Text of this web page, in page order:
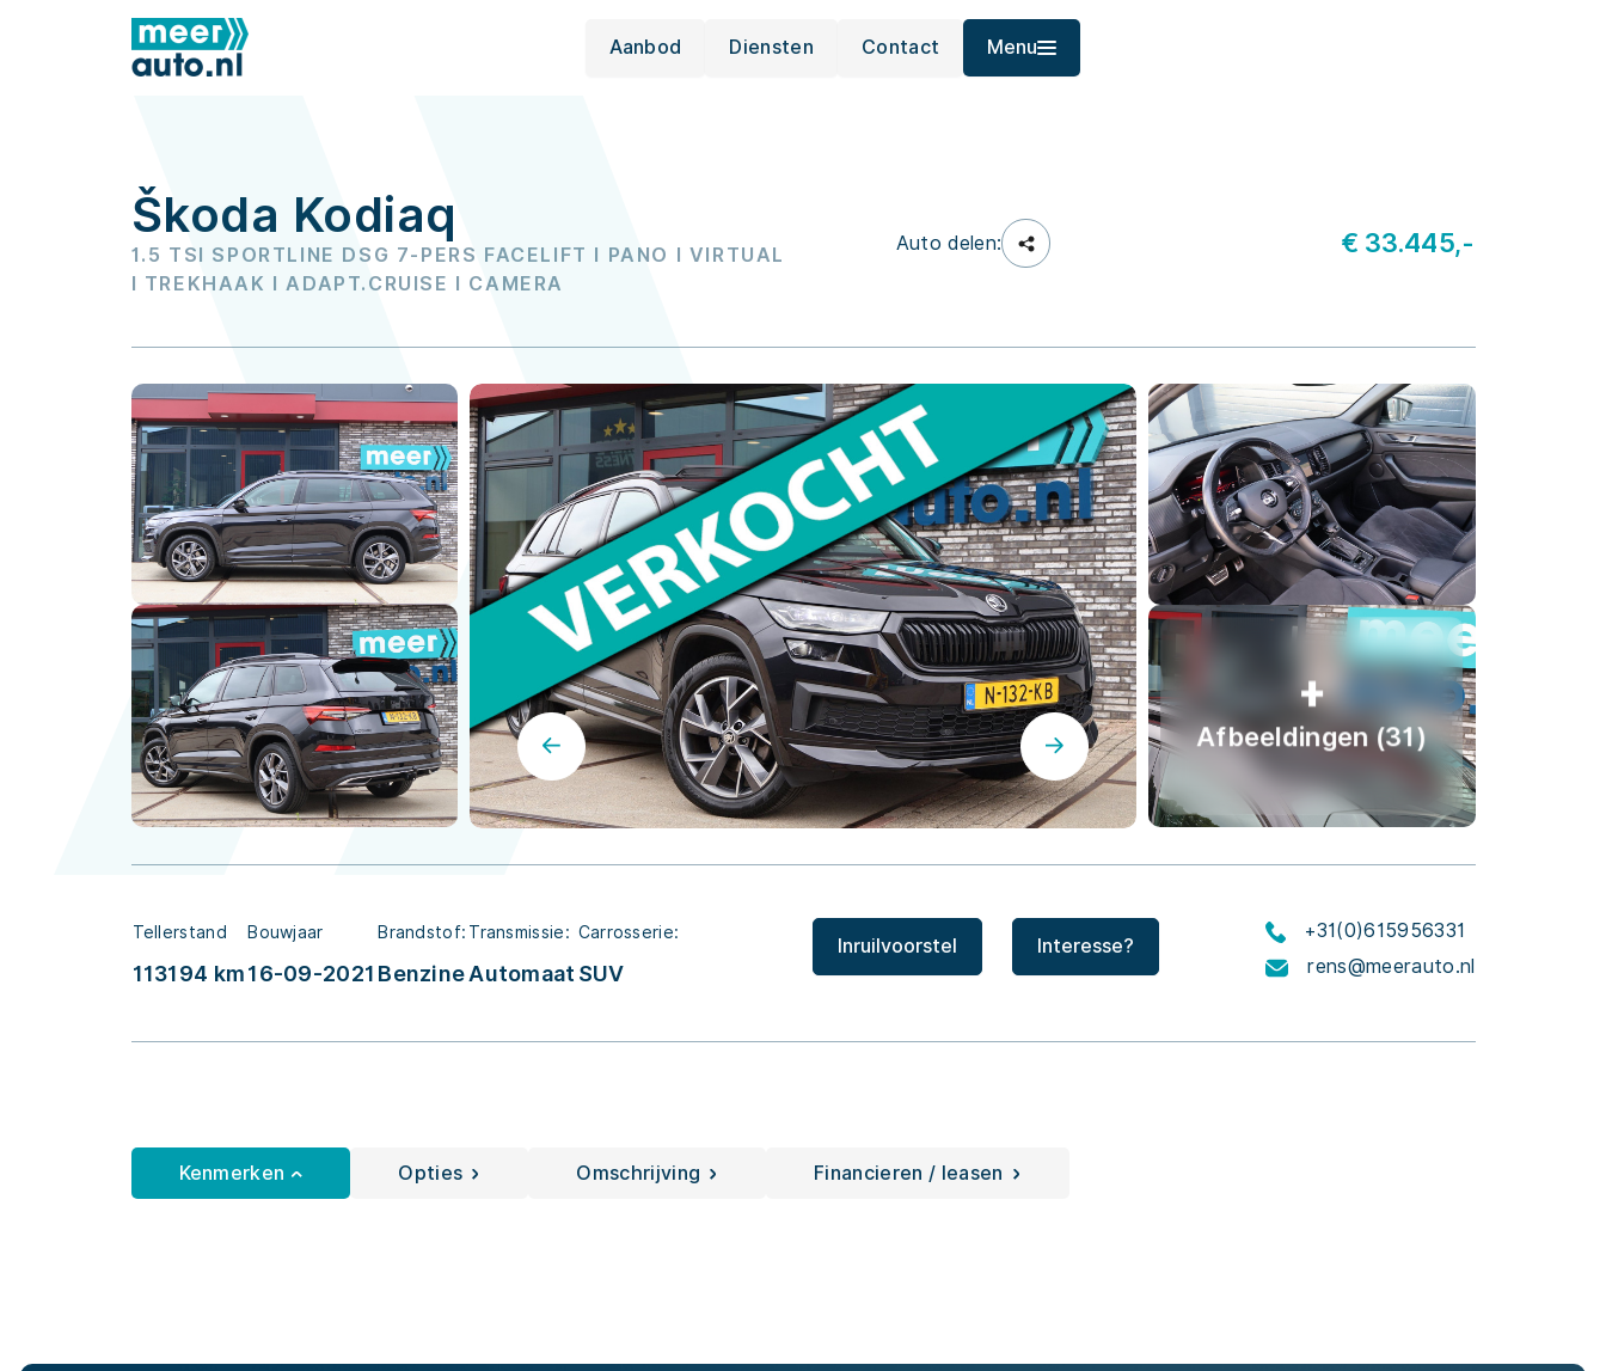
Aanbod Diensten Contact Menu
Verkocht
Contact
Škoda Kodiaq
1.5 TSI SPORTLINE DSG 7-PERS FACELIFT l PANO l VIRTUAL
l TREKHAAK l ADAPT.CRUISE l CAMERA
Auto delen: € 33.445,-
Afbeeldingen (31)
Tellerstand
113194 km
Bouwjaar
16-09-2021
Brandstof:
Benzine
Transmissie:
Automaat
Carrosserie:
SUV
Inruilvoorstel Interesse?
+31(0)615956331
rens@meerauto.nl
Kenmerken Opties Omschrijving Financieren / leasen